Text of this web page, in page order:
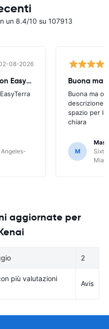
un 8.4/10 su 107913
08-2026
Ottimo. Prenoto sempre con EasyTerra
Angeles-
Buona ma
Buona ma
descrizione
spazio per
chiara
M
Sixt
aggiornate per
2
più valutazioni
Avis